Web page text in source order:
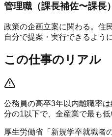
管理職（課長補佐〜課長）
政策の企画立案に関わる。住
自分で提案・実行できるよう
この仕事のリアル
公務員の高卒3年以内離職率は
分の1以下で、全産業で最も低
厚生労働省「新規学卒就職者